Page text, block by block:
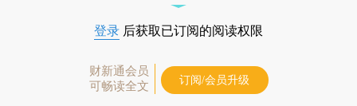
登录 后获取已订阅的阅读权限
财新通会员
可畅读全文
订阅/会员升级